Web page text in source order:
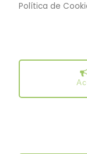
Política de